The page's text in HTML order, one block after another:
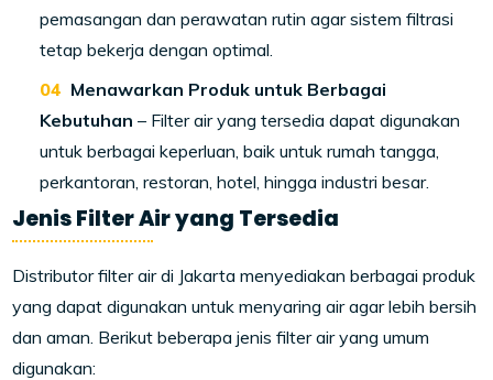
pemasangan dan perawatan rutin agar sistem filtrasi
tetap bekerja dengan optimal.
Menawarkan Produk untuk Berbagai
Kebutuhan – Filter air yang tersedia dapat digunakan
untuk berbagai keperluan, baik untuk rumah tangga,
perkantoran, restoran, hotel, hingga industri besar.
Jenis Filter Air yang Tersedia
Distributor filter air di Jakarta menyediakan berbagai produk
yang dapat digunakan untuk menyaring air agar lebih bersih
dan aman. Berikut beberapa jenis filter air yang umum
digunakan: